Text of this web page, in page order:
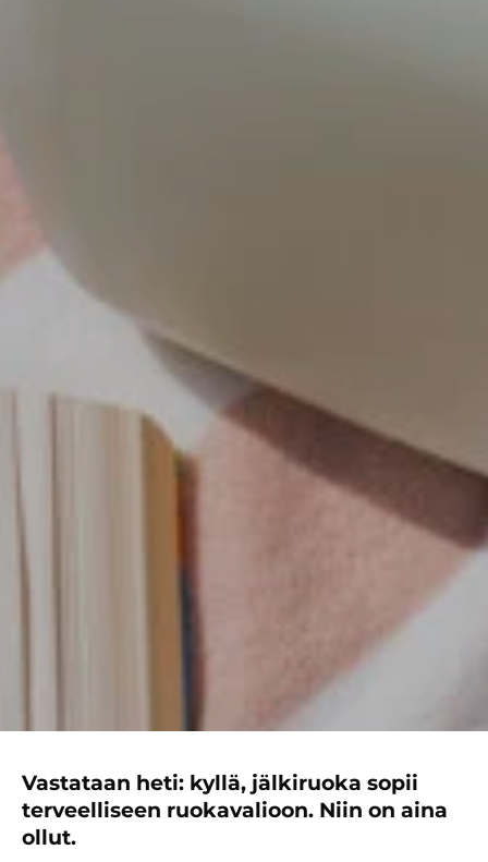
Vastataan heti: kyllä, jälkiruoka sopii
terveelliseen ruokavalioon. Niin on aina
ollut.